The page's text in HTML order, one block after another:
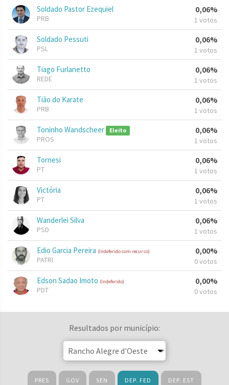
Soldado Pastor Ezequiel
PRB
0,06%
1 votos
Soldado Pessuti
PSL
0,06%
1 votos
Tiago Furlanetto
REDE
0,06%
1 votos
Tião do Karate
PRB
0,06%
1 votos
Toninho Wandscheer Eleito
PROS
0,06%
1 votos
Tornesi
PT
0,06%
1 votos
Victória
PT
0,06%
1 votos
Wanderlei Silva
PSD
0,06%
1 votos
Edio Garcia Pereira (Indeferido com recurso)
PATRI
0,00%
0 votos
Edson Sadao Imoto (Indeferido)
PDT
0,00%
0 votos
Resultados por município:
PRES GOV SEN DEP. FED DEP. EST